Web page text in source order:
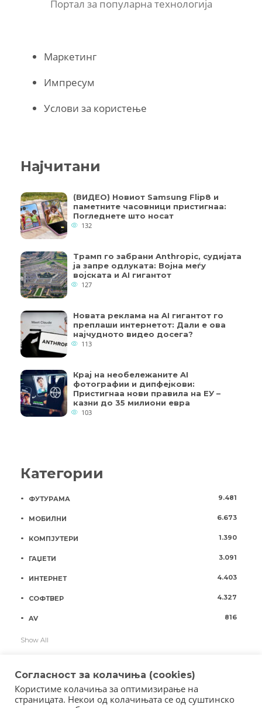
Портал за популарна технологија
Маркетинг
Импресум
Услови за користење
Најчитани
(ВИДЕО) Новиот Samsung Flip8 и
паметните часовници пристигнаа:
Погледнете што носат
132
Трамп го забрани Anthropic, судијата
ја запре одлуката: Војна меѓу
војската и AI гигантот
127
Новата реклама на AI гигантот го
преплаши интернетот: Дали е ова
најчудното видео досега?
113
Крај на необележаните AI
фотографии и дипфејкови:
Пристигнаа нови правила на ЕУ –
казни до 35 милиони евра
103
Категории
ФУТУРАМА 9.481
МОБИЛНИ 6.673
КОМПЈУТЕРИ 1.390
ГАЏЕТИ 3.091
ИНТЕРНЕТ 4.403
СОФТВЕР 4.327
AV 816
Show All
Согласност за колачиња (cookies)
Користиме колачиња за оптимизирање на
страницата. Некои од колачињата се од суштинско